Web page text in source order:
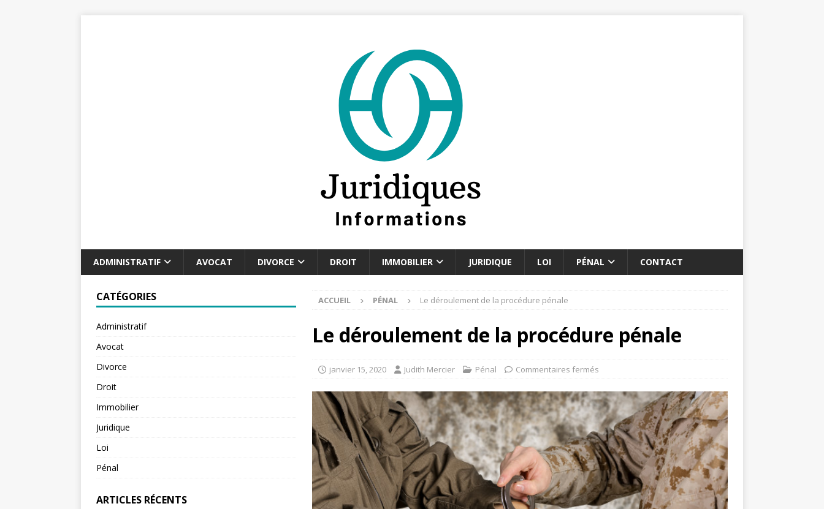
ADMINISTRATIF AVOCAT DIVORCE DROIT IMMOBILIER JURIDIQUE LOI PÉNAL CONTACT
ACCUEIL PÉNAL Le déroulement de la procédure pénale
Le déroulement de la procédure pénale
janvier 15, 2020 Judith Mercier Pénal Commentaires fermés
CATÉGORIES
Administratif
Avocat
Divorce
Droit
Immobilier
Juridique
Loi
Pénal
ARTICLES RÉCENTS